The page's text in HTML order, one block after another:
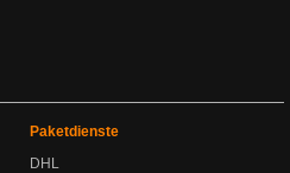
Paketdienste
DHL